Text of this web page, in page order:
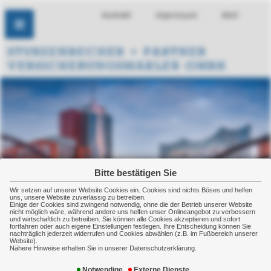
Bitte bestätigen Sie
Wir setzen auf unserer Website Cookies ein. Cookies sind nichts Böses und helfen
uns, unsere Website zuverlässig zu betreiben.
Einige der Cookies sind zwingend notwendig, ohne die der Betrieb unserer Website
nicht möglich wäre, während andere uns helfen unser Onlineangebot zu verbessern
und wirtschaftlich zu betreiben. Sie können alle Cookies akzeptieren und sofort
fortfahren oder auch eigene Einstellungen festlegen. Ihre Entscheidung können Sie
nachträglich jederzeit widerrufen und Cookies abwählen (z.B. im Fußbereich unserer
Website).
Nähere Hinweise erhalten Sie in unserer Datenschutzerklärung.
Kontakt Impressum Mail